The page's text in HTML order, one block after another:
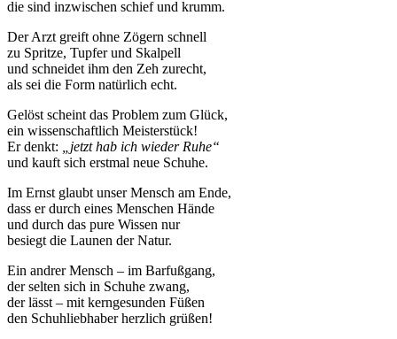
die sind inzwischen schief und krumm.
Der Arzt greift ohne Zögern schnell
zu Spritze, Tupfer und Skalpell
und schneidet ihm den Zeh zurecht,
als sei die Form natürlich echt.
Gelöst scheint das Problem zum Glück,
ein wissenschaftlich Meisterstück!
Er denkt:
„jetzt hab ich wieder Ruhe“
und kauft sich erstmal neue Schuhe.
Im Ernst glaubt unser Mensch am Ende,
dass er durch eines Menschen Hände
und durch das pure Wissen nur
besiegt die Launen der Natur.
Ein andrer Mensch – im Barfußgang,
der selten sich in Schuhe zwang,
der lässt – mit kerngesunden Füßen
den Schuhliebhaber herzlich grüßen!